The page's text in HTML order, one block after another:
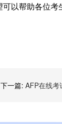
可以帮助各位考
下一篇: AFP在线考